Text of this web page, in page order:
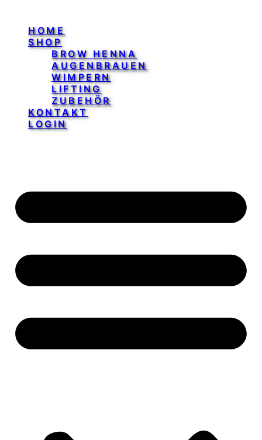
HOME
SHOP
BROW HENNA
AUGENBRAUEN
WIMPERN
LIFTING
ZUBEHÖR
KONTAKT
LOGIN